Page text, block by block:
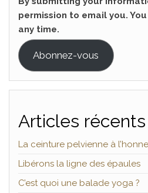
permission to email you.
any time.
Abonnez-vous
Articles récents
La ceinture pelvienne à
Libérons la ligne des épaules
C’est quoi une balade yoga ?